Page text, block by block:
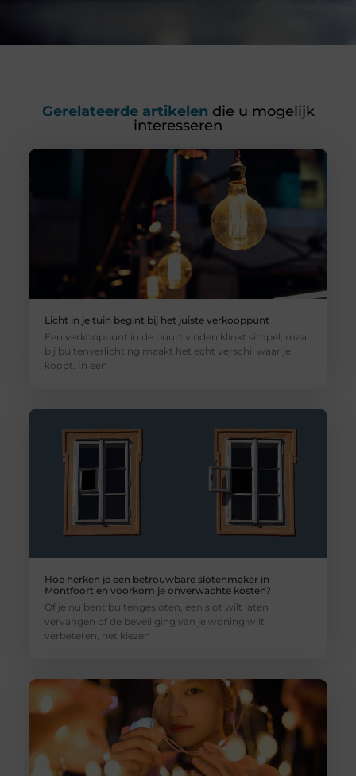
Gerelateerde artikelen die u mogelijk
interesseren
Licht in je tuin begint bij het juiste verkooppunt
Een verkooppunt in de buurt vinden klinkt simpel, maar
bij buitenverlichting maakt het echt verschil waar je
koopt. In een
Hoe herken je een betrouwbare slotenmaker in
Montfoort en voorkom je onverwachte kosten?
Of je nu bent buitengesloten, een slot wilt laten
vervangen of de beveiliging van je woning wilt
verbeteren, het kiezen